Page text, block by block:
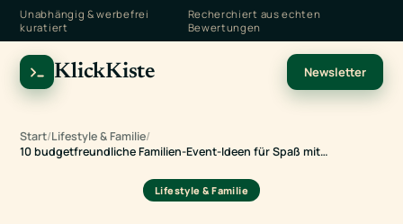
Unabhängig & werbefrei
kuratiert
Recherchiert aus echten
Bewertungen
KlickKiste Newsletter
Start/Lifestyle & Familie/
10 budgetfreundliche Familien-Event-Ideen für Spaß mit…
Lifestyle & Familie